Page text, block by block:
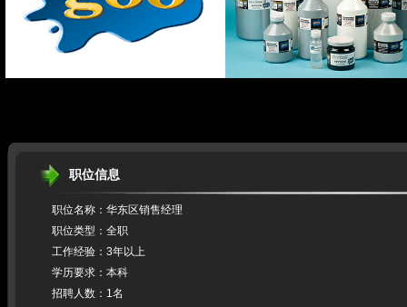
职位信息
职位名称：华东区销售经理
职位类型：全职
工作经验：3年以上
学历要求：本科
招聘人数：1名